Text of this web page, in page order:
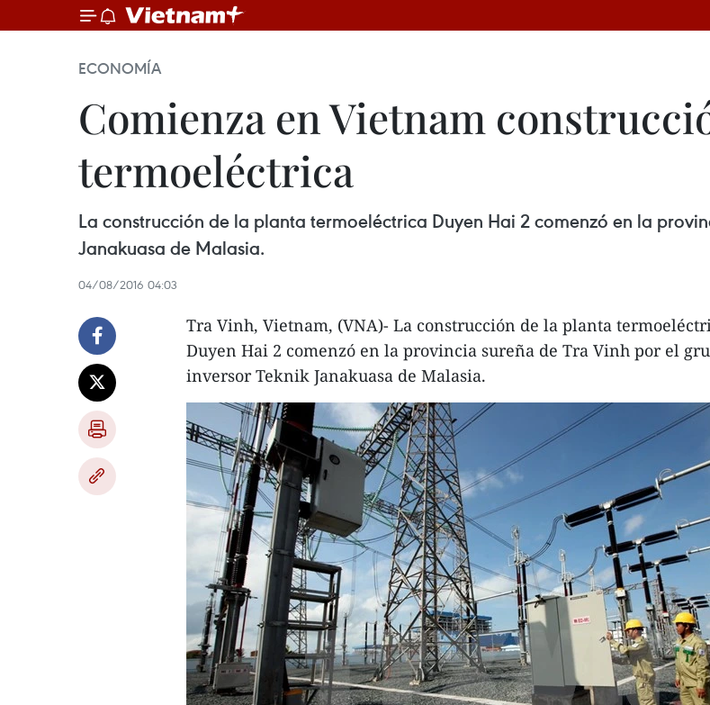
ECONOMÍA
Comienza en Vietnam
termoeléctrica
La construcción de la planta termoeléctrica Duyen Hai 2 comenzó en la
Janakuasa de Malasia.
04/08/2016 04:03
Tra Vinh, Vietnam, (VNA)- La construcción de la planta
Duyen Hai 2 comenzó en la provincia sureña de Tra Vinh por el
inversor Teknik Janakuasa de Malasia.